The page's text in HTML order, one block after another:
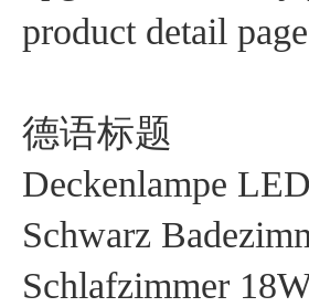
product detail
德语标题
Deckenlampe
Schwarz
Schlafzimmer